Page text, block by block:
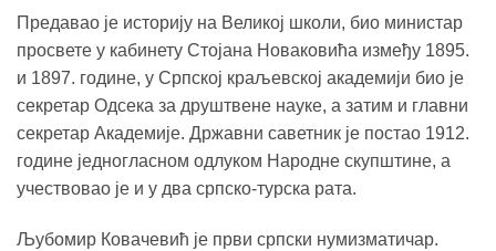
Предавао је историју на Великој школи, био министар
просвете у кабинету Стојана Новаковића између 1895.
и 1897. године, у Српској краљевској академији био је
секретар Одсека за друштвене науке, а затим и главни
секретар Академије. Државни саветник је постао 1912.
године једногласном одлуком Народне скупштине, а
учествовао је и у два српско-турска рата.
Љубомир Ковачевић је први српски нумизматичар.